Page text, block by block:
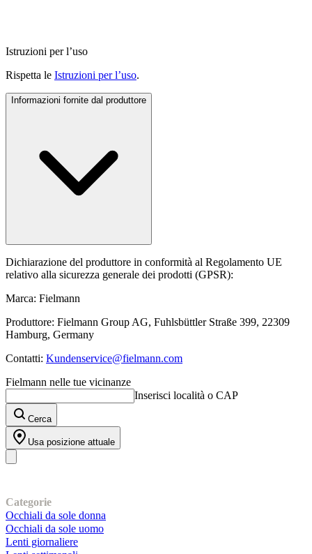
Istruzioni per l’uso
Rispetta le Istruzioni per l’uso.
Informazioni fornite dal produttore
Dichiarazione del produttore in conformità al Regolamento UE
relativo alla sicurezza generale dei prodotti (GPSR):
Marca: Fielmann
Produttore: Fielmann Group AG, Fuhlsbüttler Straße 399, 22309
Hamburg, Germany
Contatti: Kundenservice@fielmann.com
Fielmann nelle tue vicinanze
Inserisci località o CAP
Cerca
Usa posizione attuale
Categorie
Occhiali da sole donna
Occhiali da sole uomo
Lenti giornaliere